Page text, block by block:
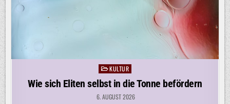
Posted
in
KULTUR
Wie sich Eliten selbst in die Tonne befördern
6. AUGUST 2026